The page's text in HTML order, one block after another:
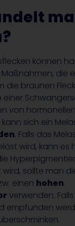
können
die
die braunen
einer
von hormonellen
sich ein
. Falls das
wird, kann es
sollte man
einen hohen
verwenden.
empfunden